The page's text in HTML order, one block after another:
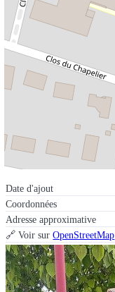
Date d'ajout
Coordonnées
Adresse approximative
🔗 Voir surOpenStreetMap